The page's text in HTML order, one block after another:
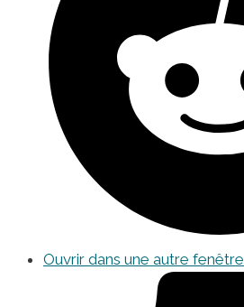
Ouvrir dans une autre fenêtre